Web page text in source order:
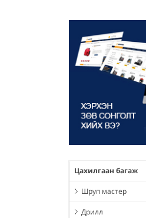
Цахилгаан багаж
Шруп мастер
Дрилл